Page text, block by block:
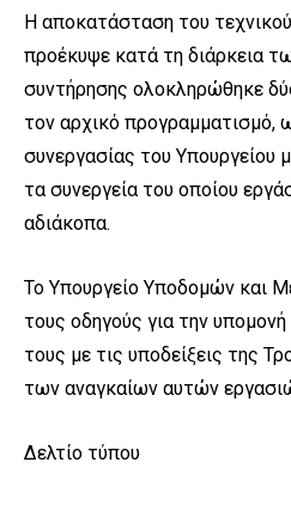
Η αποκατάσταση του
προέκυψε κατά τη διάρκεια
συντήρησης ολοκληρώθηκε
τον αρχικό προγραμματισμό,
συνεργασίας του Υπουργείου
τα συνεργεία του οποίου
αδιάκοπα.
Το Υπουργείο Υποδομών και
τους οδηγούς για την
τους με τις υποδείξεις της
των αναγκαίων αυτών
Δελτίο τύπου